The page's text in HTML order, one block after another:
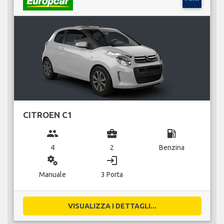
CITROEN C1
group
4
business_center
2
local_gas_station
Benzina
miscellaneous_services
Manuale
login
3 Porta
VISUALIZZA I DETTAGLI...